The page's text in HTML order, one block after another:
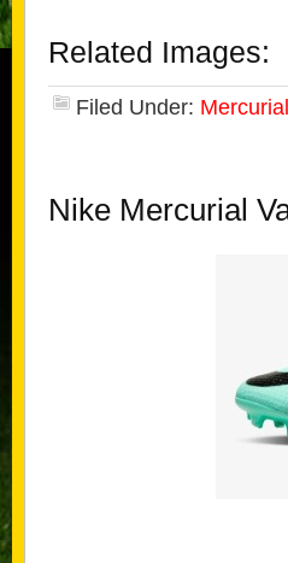
Related Images:
Filed Under: Mercurial
Nike Mercurial